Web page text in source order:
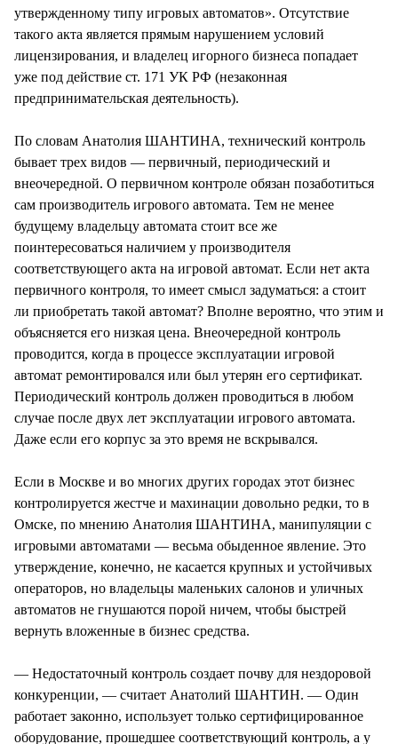
утвержденному типу игровых автоматов». Отсутствие
такого акта является прямым нарушением условий
лицензирования, и владелец игорного бизнеса попадает
уже под действие ст. 171 УК РФ (незаконная
предпринимательская деятельность).
По словам Анатолия ШАНТИНА, технический контроль
бывает трех видов — первичный, периодический и
внеочередной. О первичном контроле обязан позаботиться
сам производитель игрового автомата. Тем не менее
будущему владельцу автомата стоит все же
поинтересоваться наличием у производителя
соответствующего акта на игровой автомат. Если нет акта
первичного контроля, то имеет смысл задуматься: а стоит
ли приобретать такой автомат? Вполне вероятно, что этим и
объясняется его низкая цена. Внеочередной контроль
проводится, когда в процессе эксплуатации игровой
автомат ремонтировался или был утерян его сертификат.
Периодический контроль должен проводиться в любом
случае после двух лет эксплуатации игрового автомата.
Даже если его корпус за это время не вскрывался.
Если в Москве и во многих других городах этот бизнес
контролируется жестче и махинации довольно редки, то в
Омске, по мнению Анатолия ШАНТИНА, манипуляции с
игровыми автоматами — весьма обыденное явление. Это
утверждение, конечно, не касается крупных и устойчивых
операторов, но владельцы маленьких салонов и уличных
автоматов не гнушаются порой ничем, чтобы быстрей
вернуть вложенные в бизнес средства.
— Недостаточный контроль создает почву для нездоровой
конкуренции, — считает Анатолий ШАНТИН. — Один
работает законно, использует только сертифицированное
оборудование, прошедшее соответствующий контроль, а у